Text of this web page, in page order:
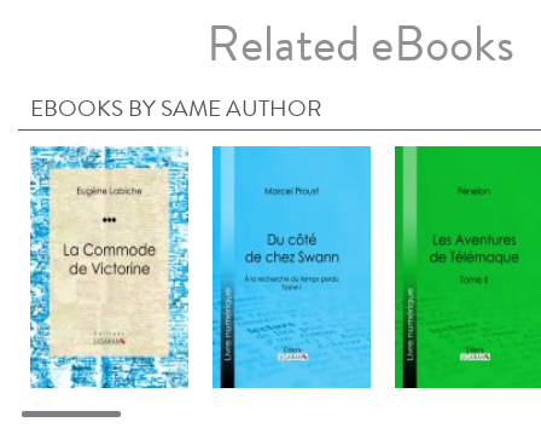
Related eBooks
EBOOKS BY SAME AUTHOR